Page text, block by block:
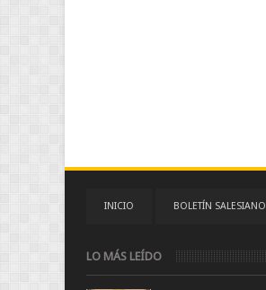
INICIO BOLETÍN SALESIANO
LO MÁS LEÍDO